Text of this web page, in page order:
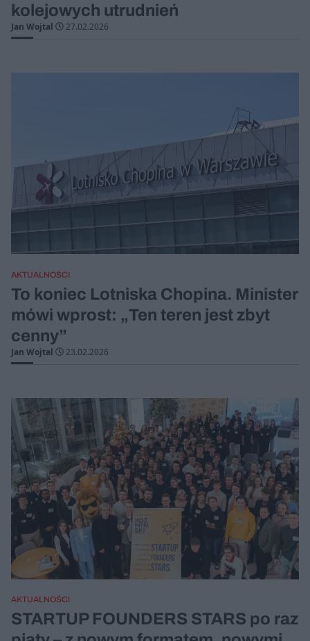
kolejowych utrudnień
Jan Wojtal 27.02.2026
AKTUALNOŚCI
To koniec Lotniska Chopina. Minister
mówi wprost: „Ten teren jest zbyt
cenny”
Jan Wojtal 23.02.2026
AKTUALNOŚCI
STARTUP FOUNDERS STARS po raz